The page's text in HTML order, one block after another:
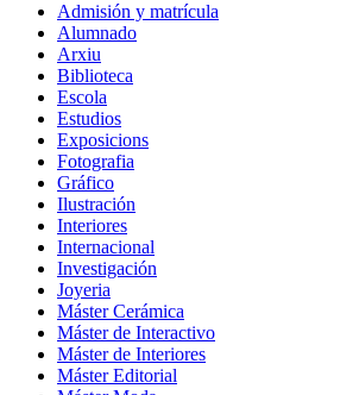
Admisión y matrícula
Alumnado
Arxiu
Biblioteca
Escola
Estudios
Exposicions
Fotografia
Gráfico
Ilustración
Interiores
Internacional
Investigación
Joyeria
Máster Cerámica
Máster de Interactivo
Máster de Interiores
Máster Editorial